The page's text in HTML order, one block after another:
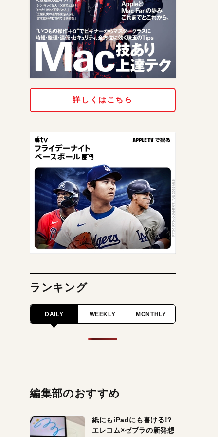
詳しくはこちら
ランキング
DAILY WEEKLY MONTHLY
編集部のおすすめ
紙にもiPadにも書ける!?
エレコム×ゼブラの新発想